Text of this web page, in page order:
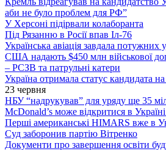
аби не було проблем для РФ”
У Херсоні підірвали колаборанта
Під Рязанню в Росії впав Іл-76
Українська авіація завдала потужних
США надають $450 млн військової
– РСЗВ та патрульні катери
Україна отримала статус кандидата
23 червня
НБУ “надрукував” для уряду ще 35
McDonald’s може відкритися в
Перші американські HIMARS вже в
Суд заборонив партію Вітренко
Документи про завершення освіти